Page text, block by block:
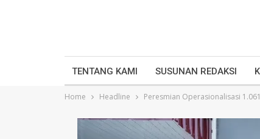
TENTANG KAMI SUSUNAN REDAKSI
Home Headline Peresmian Operasionalisasi